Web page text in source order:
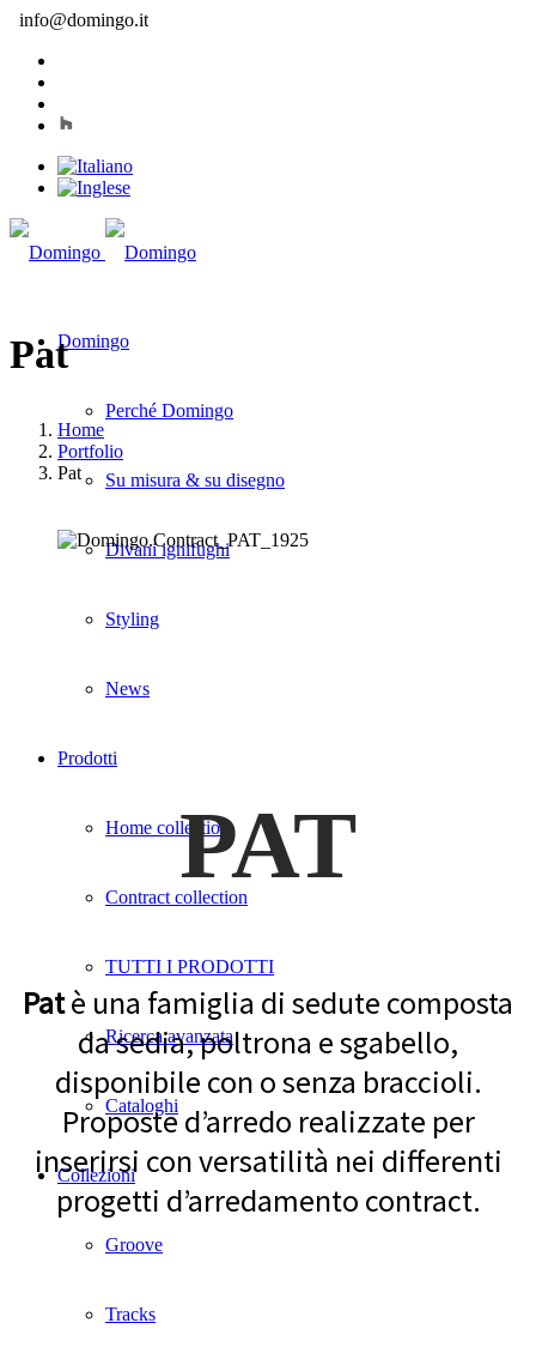
info@domingo.it
Domingo
Perché Domingo
Su misura & su disegno
Divani ignifughi
Styling
News
Prodotti
Home collection
Contract collection
TUTTI I PRODOTTI
Ricerca avanzata
Cataloghi
Collezioni
Groove
Tracks
Pat
Home
Portfolio
Pat
PAT
Patè una famiglia di sedute composta
da sedia, poltrona e sgabello,
disponibile con o senza braccioli.
Proposte d’arredo realizzate per
inserirsi con versatilità nei differenti
progetti d’arredamento contract.